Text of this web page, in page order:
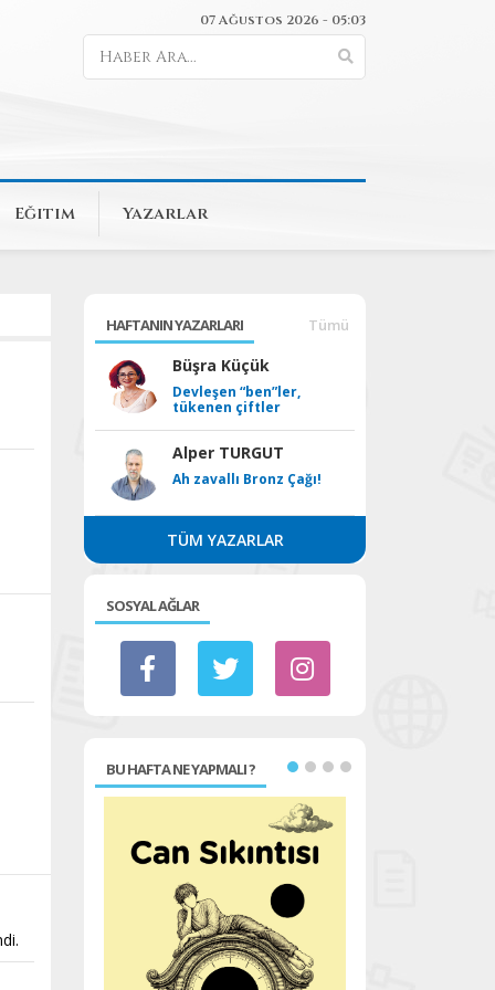
07 Ağustos 2026 - 05:03
Eğitim Yazarlar
HAFTANIN YAZARLARI Tümü
Büşra Küçük
Devleşen “ben”ler,
tükenen çiftler
Alper TURGUT
Ah zavallı Bronz Çağı!
TÜM YAZARLAR
SOSYAL AĞLAR
BU HAFTA NE YAPMALI ?